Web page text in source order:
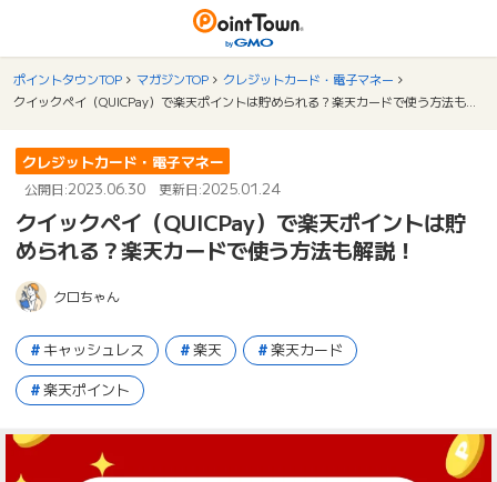
ポイントタウンTOP マガジンTOP
クレジットカード・電子マネー
クレジットカード・電子マネー
公開日:2023.06.30 更新日:2025.01.24
クイックペイ（QUICPay）で楽天ポイントは貯
められる？楽天カードで使う方法も解説！
クロちゃん
キャッシュレス 楽天
楽天カード
楽天ポイント